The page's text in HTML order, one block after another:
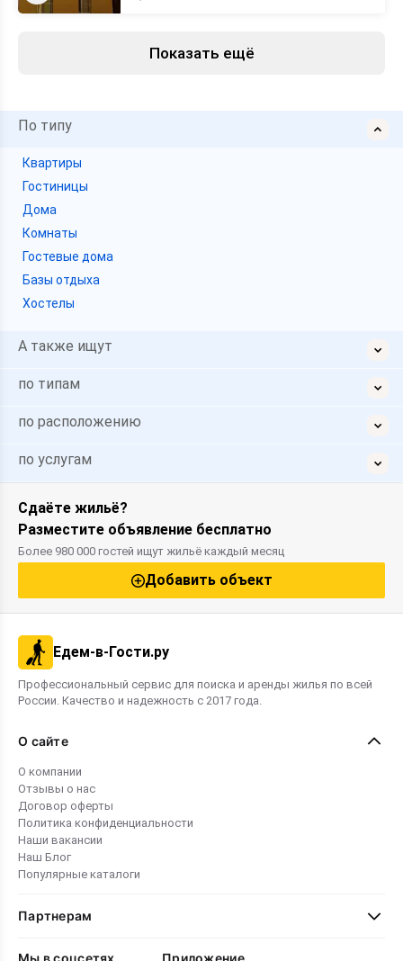
Показать ещё
По типу
Квартиры
Гостиницы
Дома
Комнаты
Гостевые дома
Базы отдыха
Хостелы
А также ищут
по типам
по расположению
по услугам
Сдаёте жильё?
Разместите объявление бесплатно
Более 980 000 гостей ищут жильё каждый месяц
Добавить объект
Едем-в-Гости.ру
Профессиональный сервис для поиска и аренды жилья по всей
России. Качество и надежность с 2017 года.
О сайте
О компании
Отзывы о нас
Договор оферты
Политика конфиденциальности
Наши вакансии
Наш Блог
Популярные каталоги
Партнерам
Мы в соцсетях Приложение